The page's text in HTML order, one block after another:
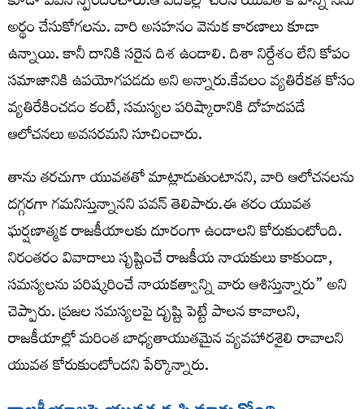
అర్థం చేసుకోగలను. వారి అసహనం వెనుక కారణాలు కూడా
ఉన్నాయి. కానీ దానికి సరైన దిశ ఉండాలి. దిశా నిర్దేశం లేని కోపం
సమాజానికి ఉపయోగపడదు అని అన్నారు.కేవలం వ్యతిరేకత కోసం
వ్యతిరేకించడం కంటే, సమస్యల పరిష్కారానికి దోహదపడే
ఆలోచనలు అవసరమని సూచించారు.
తాను తరచుగా యువతతో మాట్లాడుతుంటానని, వారి ఆలోచనలను
దగ్గరగా గమనిస్తున్నానని పవన్ తెలిపారు.ఈ తరం యువత
ఘర్షణాత్మక రాజకీయాలకు దూరంగా ఉండాలని కోరుకుంటోంది.
నిరంతరం వివాదాలు సృష్టించే రాజకీయ నాయకులు కాకుండా,
సమస్యలను పరిష్కరించే నాయకత్వాన్ని వారు ఆశిస్తున్నారు” అని
చెప్పారు. ప్రజల సమస్యలపై దృష్టి పెట్టే పాలన కావాలని,
రాజకీయాల్లో మరింత బాధ్యతాయుతమైన వ్యవహారశైలి రావాలని
యువత కోరుకుంటోందని పేర్కొన్నారు.